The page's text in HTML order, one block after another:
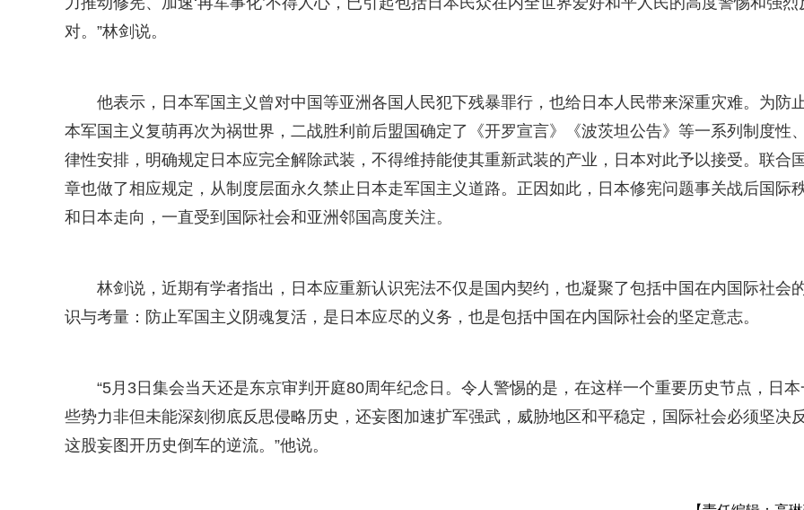
对。”林剑说。
他表示，日本军国主义曾对中国等亚洲各国人民犯下残暴罪行，也给日本人民带来深重灾难。为防
本军国主义复萌再次为祸世界，二战胜利前后盟国确定了《开罗宣言》《波茨坦公告》等一系列制度性
律性安排，明确规定日本应完全解除武装，不得维持能使其重新武装的产业，日本对此予以接受。联合
章也做了相应规定，从制度层面永久禁止日本走军国主义道路。正因如此，日本修宪问题事关战后国际
和日本走向，一直受到国际社会和亚洲邻国高度关注。
林剑说，近期有学者指出，日本应重新认识宪法不仅是国内契约，也凝聚了包括中国在内国际社会
识与考量：防止军国主义阴魂复活，是日本应尽的义务，也是包括中国在内国际社会的坚定意志。
“5月3日集会当天还是东京审判开庭80周年纪念日。令人警惕的是，在这样一个重要历史节点，日本
些势力非但未能深刻彻底反思侵略历史，还妄图加速扩军强武，威胁地区和平稳定，国际社会必须坚决
这股妄图开历史倒车的逆流。”他说。